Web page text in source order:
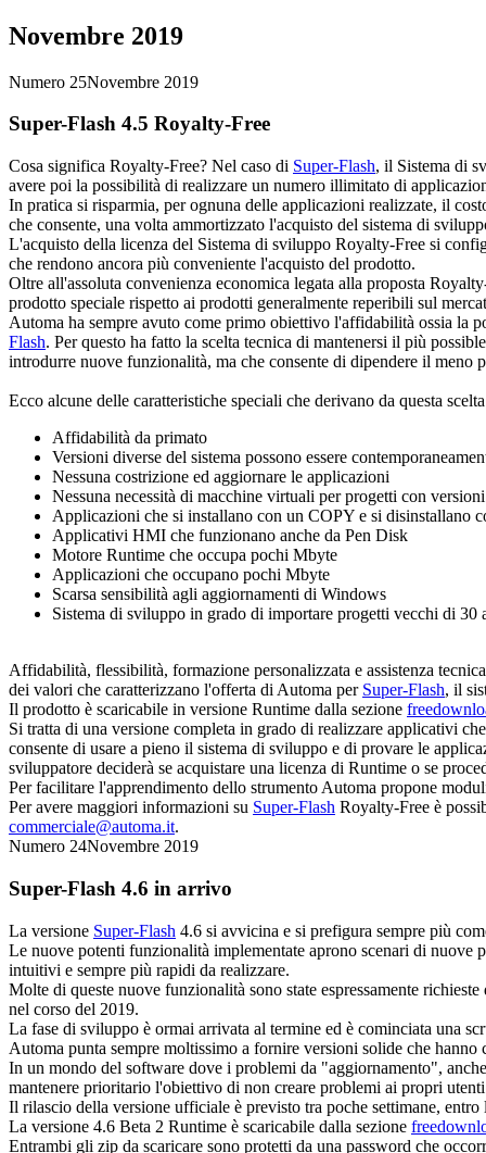
Novembre 2019
Numero 25Novembre 2019
Super-Flash 4.5 Royalty-Free
Cosa significa Royalty-Free? Nel caso di Super-Flash, il Sistema di
avere poi la possibilità di realizzare un numero illimitato di
In pratica si risparmia, per ognuna delle applicazioni realizzate, il
che consente, una volta ammortizzato l'acquisto del sistema di
L'acquisto della licenza del Sistema di sviluppo Royalty-Free si
che rendono ancora più conveniente l'acquisto del prodotto.
Oltre all'assoluta convenienza economica legata alla proposta
prodotto speciale rispetto ai prodotti generalmente reperibili sul
Automa ha sempre avuto come primo obiettivo l'affidabilità ossia la
Flash. Per questo ha fatto la scelta tecnica di mantenersi il più
introdurre nuove funzionalità, ma che consente di dipendere il meno
Ecco alcune delle caratteristiche speciali che derivano da questa
Affidabilità da primato
Versioni diverse del sistema possono essere
Nessuna costrizione ed aggiornare le applicazioni
Nessuna necessità di macchine virtuali per progetti con
Applicazioni che si installano con un COPY e si disinstallano
Applicativi HMI che funzionano anche da Pen Disk
Motore Runtime che occupa pochi Mbyte
Applicazioni che occupano pochi Mbyte
Scarsa sensibilità agli aggiornamenti di Windows
Sistema di sviluppo in grado di importare progetti vecchi di
Affidabilità, flessibilità, formazione personalizzata e assistenza
dei valori che caratterizzano l'offerta di Automa per Super-Flash, il
Il prodotto è scaricabile in versione Runtime dalla sezione
Si tratta di una versione completa in grado di realizzare applicativi
consente di usare a pieno il sistema di sviluppo e di provare le
sviluppatore deciderà se acquistare una licenza di Runtime o se
Per facilitare l'apprendimento dello strumento Automa propone
Per avere maggiori informazioni su Super-Flash Royalty-Free è
commerciale@automa.it.
Numero 24Novembre 2019
Super-Flash 4.6 in arrivo
La versione Super-Flash 4.6 si avvicina e si prefigura sempre più
Le nuove potenti funzionalità implementate aprono scenari di
intuitivi e sempre più rapidi da realizzare.
Molte di queste nuove funzionalità sono state espressamente
nel corso del 2019.
La fase di sviluppo è ormai arrivata al termine ed è cominciata una
Automa punta sempre moltissimo a fornire versioni solide che
In un mondo del software dove i problemi da "aggiornamento",
mantenere prioritario l'obiettivo di non creare problemi ai propri
Il rilascio della versione ufficiale è previsto tra poche settimane, entro
La versione 4.6 Beta 2 Runtime è scaricabile dalla sezione
Entrambi gli zip da scaricare sono protetti da una password che